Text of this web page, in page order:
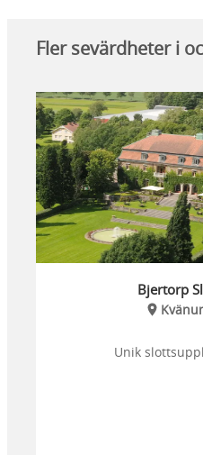
Fler sevärdheter i
Bjertorp
Unik